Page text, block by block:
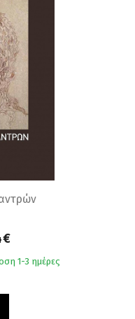
1-3 ημέρες